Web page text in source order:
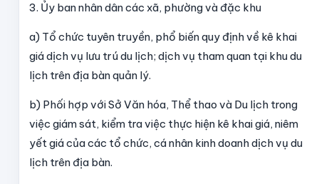
3. Ủy ban nhân dân các xã, phường và đặc khu
a) Tổ chức tuyên truyền, phổ biến quy định về kê khai
giá dịch vụ lưu trú du lịch; dịch vụ tham quan tại khu du
lịch trên địa bàn quản lý.
b) Phối hợp với Sở Văn hóa, Thể thao và Du lịch trong
việc giám sát, kiểm tra việc thực hiện kê khai giá, niêm
yết giá của các tổ chức, cá nhân kinh doanh dịch vụ du
lịch trên địa bàn.